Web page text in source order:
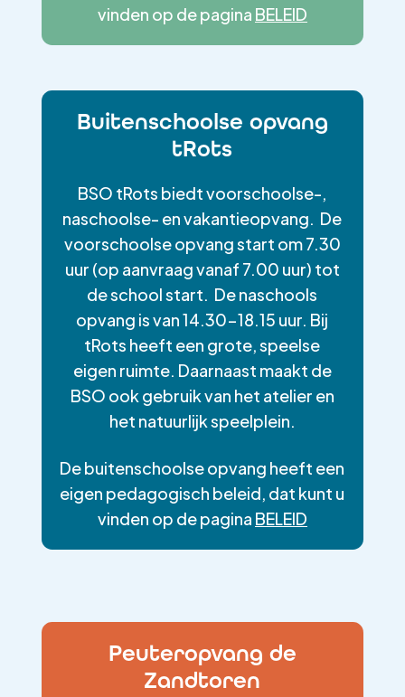
vinden op de pagina BELEID
Buitenschoolse opvang
tRots
BSO tRots biedt voorschoolse-,
naschoolse- en vakantieopvang. De
voorschoolse opvang start om 7.30
uur (op aanvraag vanaf 7.00 uur) tot
de school start. De naschools
opvang is van 14.30-18.15 uur. Bij
tRots heeft een grote, speelse
eigen ruimte. Daarnaast maakt de
BSO ook gebruik van het atelier en
het natuurlijk speelplein.
De buitenschoolse opvang heeft een
eigen pedagogisch beleid, dat kunt u
vinden op de pagina BELEID
Peuteropvang de
Zandtoren